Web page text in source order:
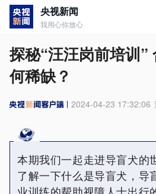
央视新闻
我用心你放心
探秘“汪汪岗前培训”
何稀缺？
2024-04-23 17:32:06
本期我们一起走进导盲犬的
了解一下什么是导盲犬，导